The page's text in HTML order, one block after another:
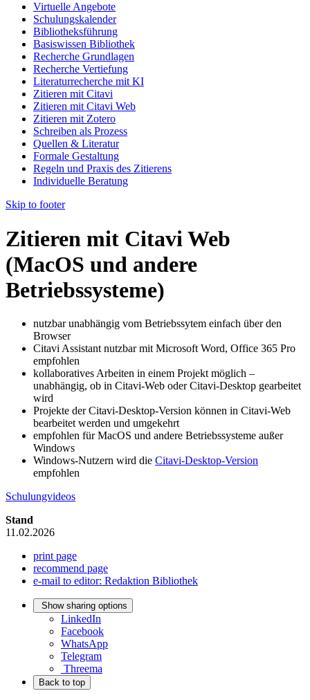
Virtuelle Angebote
Schulungskalender
Bibliotheksführung
Basiswissen Bibliothek
Recherche Grundlagen
Recherche Vertiefung
Literaturrecherche mit KI
Zitieren mit Citavi
Zitieren mit Citavi Web
Zitieren mit Zotero
Schreiben als Prozess
Quellen & Literatur
Formale Gestaltung
Regeln und Praxis des Zitierens
Individuelle Beratung
Skip to footer
Zitieren mit Citavi Web
(MacOS und andere
Betriebssysteme)
nutzbar unabhängig vom Betriebssytem einfach über den
Browser
Citavi Assistant nutzbar mit Microsoft Word, Office 365 Pro
empfohlen
kollaboratives Arbeiten in einem Projekt möglich –
unabhängig, ob in Citavi-Web oder Citavi-Desktop gearbeitet
wird
Projekte der Citavi-Desktop-Version können in Citavi-Web
bearbeitet werden und umgekehrt
empfohlen für MacOS und andere Betriebssysteme außer
Windows
Windows-Nutzern wird die Citavi-Desktop-Version
empfohlen
Schulungvideos
Stand
11.02.2026
print page
recommend page
e-mail to editor: Redaktion Bibliothek
Show sharing options
LinkedIn
Facebook
WhatsApp
Telegram
Threema
Back to top